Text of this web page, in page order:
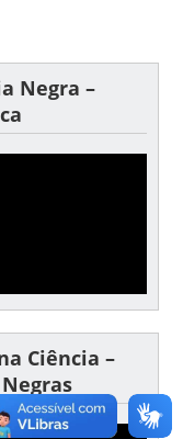
Negra –
Ciência –